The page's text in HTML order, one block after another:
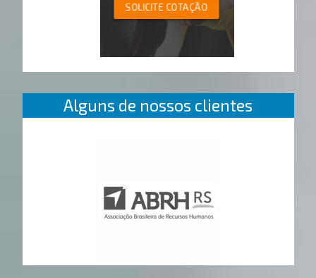
SOLICITE COTAÇÃO
Alguns de nossos clientes